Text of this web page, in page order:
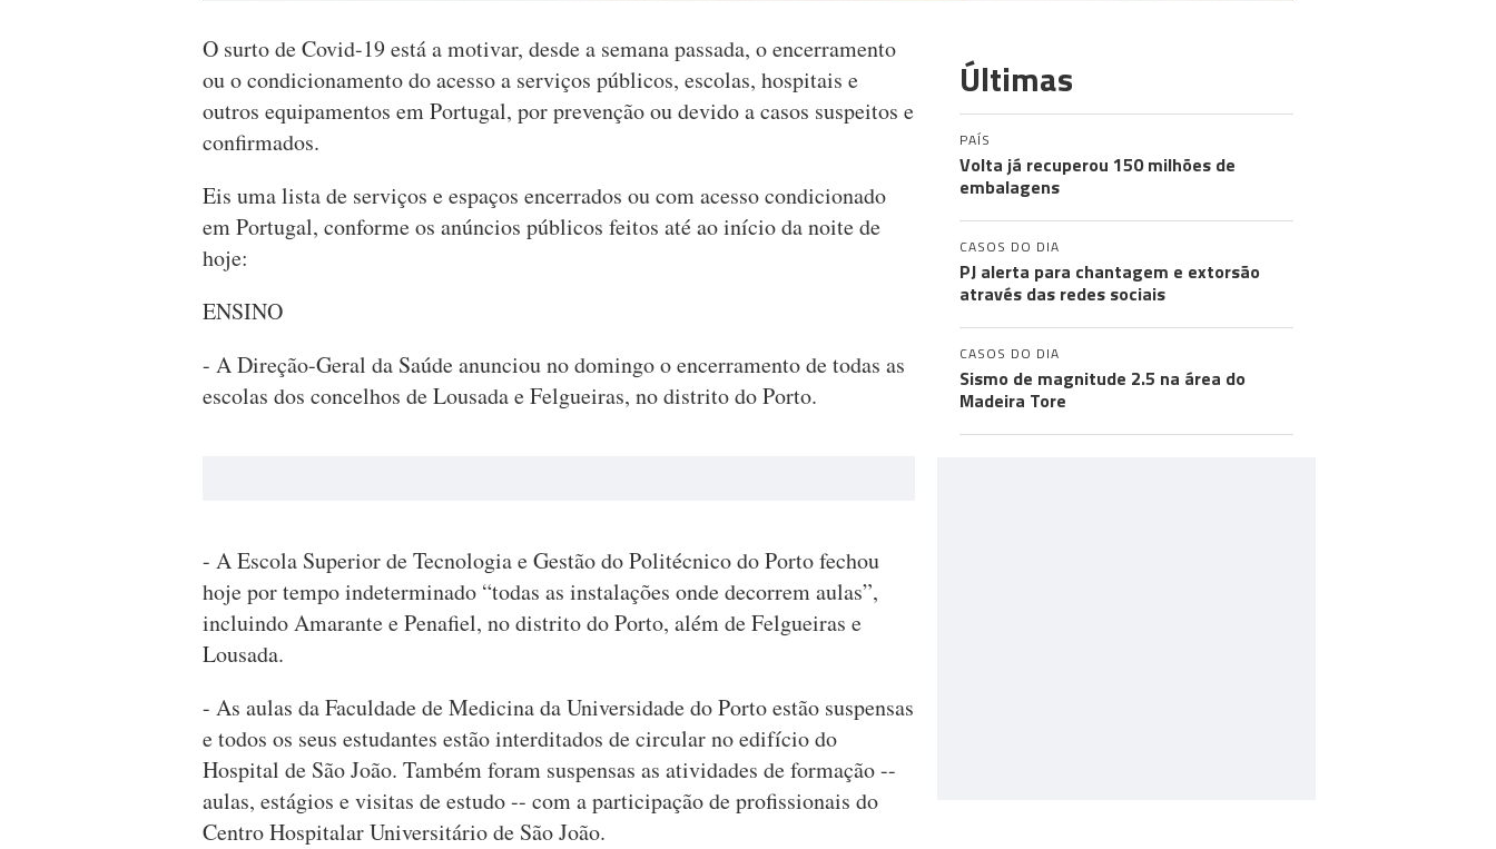
O surto de Covid-19 está a motivar, desde a semana passada, o encerramento
ou o condicionamento do acesso a serviços públicos, escolas, hospitais e
outros equipamentos em Portugal, por prevenção ou devido a casos suspeitos e
confirmados.
Eis uma lista de serviços e espaços encerrados ou com acesso condicionado
em Portugal, conforme os anúncios públicos feitos até ao início da noite de
hoje:
ENSINO
- A Direção-Geral da Saúde anunciou no domingo o encerramento de todas as
escolas dos concelhos de Lousada e Felgueiras, no distrito do Porto.
- A Escola Superior de Tecnologia e Gestão do Politécnico do Porto fechou
hoje por tempo indeterminado “todas as instalações onde decorrem aulas”,
incluindo Amarante e Penafiel, no distrito do Porto, além de Felgueiras e
Lousada.
- As aulas da Faculdade de Medicina da Universidade do Porto estão suspensas
e todos os seus estudantes estão interditados de circular no edifício do
Hospital de São João. Também foram suspensas as atividades de formação --
aulas, estágios e visitas de estudo -- com a participação de profissionais do
Centro Hospitalar Universitário de São João.
Últimas
PAÍS
Volta já recuperou 150 milhões de
embalagens
CASOS DO DIA
PJ alerta para chantagem e extorsão
através das redes sociais
CASOS DO DIA
Sismo de magnitude 2.5 na área do
Madeira Tore